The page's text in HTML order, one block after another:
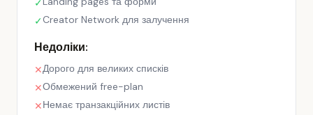
✓
✓Creator Network для залучення
Недоліки:
✕Дорого для великих списків
✕Обмежений free-plan
✕Немає транзакційних листів